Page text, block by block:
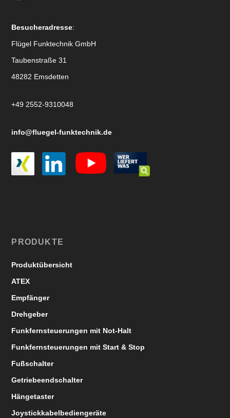
Besucheradresse:
Flügel Funktechnik GmbH
Taubenstraße 31
48282 Emsdetten
+49 2552-9310048
info@fluegel-funktechnik.de
PRODUKTE
Produktübersicht
ATEX
Empfänger
Drehgeber
Funkfernsteuerungen mit Not-Halt
Funkfernsteuerungen mit Start & Stop
Fußschalter
Getriebeendschalter
Hängetaster
Joystickkabelbediengeräte